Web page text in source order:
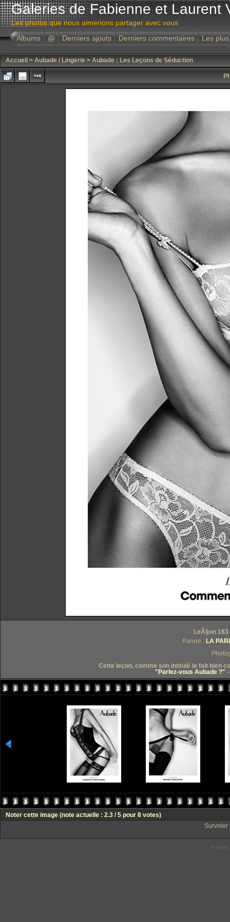
Galeries de Fabienne et Laurent
Les photos que nous aimerions partager avec vous
Albums
@ Derniers ajouts Derniers commentaires Les
Accueil > Aubade / Lingerie > Aubade : Les Leçons de Séduction
LeÃ§on
Parure : LA
Cette leçon, comme son intitulé le fait bien
"Parlez-vous Aubade ?"
Noter cette image (note actuelle : 2.3 / 5 pour 8 votes)
Survoler